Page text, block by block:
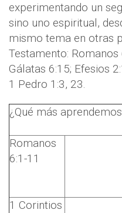
experimentando un
sino uno espiritual,
mismo tema en otras
Testamento: Romanos
Gálatas 6:15; Efesios
1 Pedro 1:3, 23.
¿Qué más
Romanos
6:1-11
1 Corintios